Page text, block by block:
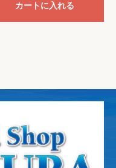
カートに入れる